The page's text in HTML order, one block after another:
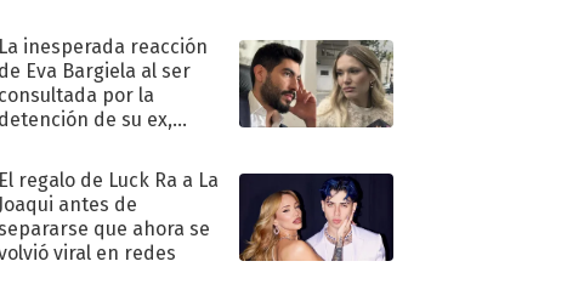
La inesperada reacción
de Eva Bargiela al ser
consultada por la
detención de su ex,
El regalo de Luck Ra a La
Joaqui antes de
separarse que ahora se
viral en redes